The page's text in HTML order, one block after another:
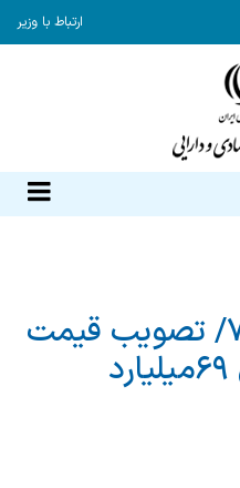
ارتباط با وزیر
اقتصاد برای همه /۷/ تصویب قیمت
پایه شرایط واگذاری ۶۹میلیارد